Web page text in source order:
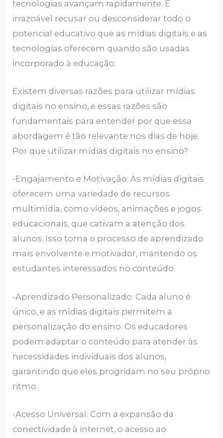
tecnologias avançam rapidamente. É
irrazoável recusar ou desconsiderar todo o
potencial educativo que as mídias digitais e as
tecnologias oferecem quando são usadas
incorporado à educação.
Existem diversas razões para utilizar mídias
digitais no ensino, e essas razões são
fundamentais para entender por que essa
abordagem é tão relevante nos dias de hoje.
Por que utilizar mídias digitais no ensino?
-Engajamento e Motivação: As mídias digitais
oferecem uma variedade de recursos
multimídia, como vídeos, animações e jogos
educacionais, que cativam a atenção dos
alunos. Isso torna o processo de aprendizado
mais envolvente e motivador, mantendo os
estudantes interessados no conteúdo.
-Aprendizado Personalizado: Cada aluno é
único, e as mídias digitais permitem a
personalização do ensino. Os educadores
podem adaptar o conteúdo para atender às
necessidades individuais dos alunos,
garantindo que eles progridam no seu próprio
ritmo.
-Acesso Universal: Com a expansão da
conectividade à internet, o acesso ao